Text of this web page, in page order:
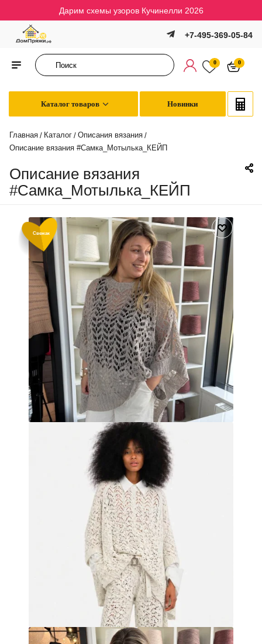
Дарим схемы узоров Кучинелли 2026
+7-495-369-05-84
0 0
Каталог товаров Новинки
Главная / Каталог / Описания вязания /
Описание вязания #Самка_Мотылька_КЕЙП
Описание вязания
#Самка_Мотылька_КЕЙП
Свежак